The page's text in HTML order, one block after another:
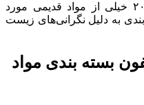
لازم به ذکر است که در سال ۲۰۰۴ خیلی از مواد قدیمی مورد
به دلیل نگرانی‌های زیست
بسته بندی مواد